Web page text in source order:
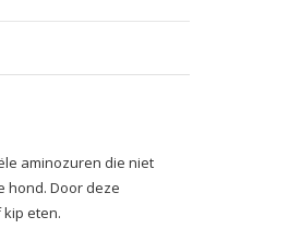
aminozuren die niet
hond. Door deze
eten.